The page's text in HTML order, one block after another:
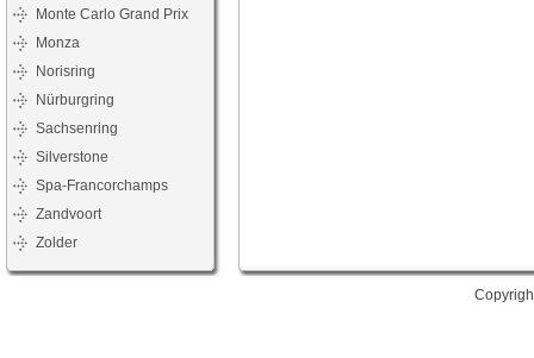
Monte Carlo Grand Prix
Monza
Norisring
Nürburgring
Sachsenring
Silverstone
Spa-Francorchamps
Zandvoort
Zolder